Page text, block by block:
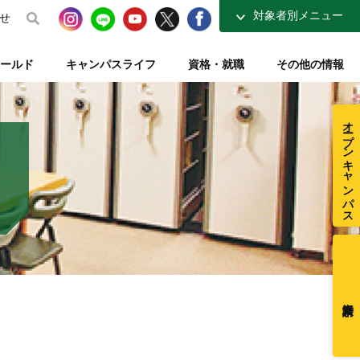
対象者別メニュー
高校生の方へ
社会人・大学生の方へ
在校生ページ
卒業生の方へ
採用ご担当者様へ
コース 夜間コース特集
柔道整復学科 講師紹介 施設・図書室紹介
ター
ュージアム
指定校推薦入試 一般入試【テキスト入試】
ルド
師と整体師の違い
キャンパスライフ
【資格取得を支える】
資格・就職
講座
その他の情報
テレビ・ラジオ放送【元気もりもり学園】
オープンキャンパス